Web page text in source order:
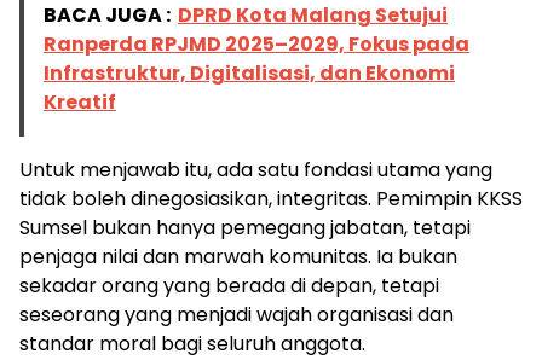
BACA JUGA : DPRD Kota Malang Setujui
Ranperda RPJMD 2025–2029, Fokus pada
Infrastruktur, Digitalisasi, dan Ekonomi
Kreatif
Untuk menjawab itu, ada satu fondasi utama yang
tidak boleh dinegosiasikan, integritas. Pemimpin KKSS
Sumsel bukan hanya pemegang jabatan, tetapi
penjaga nilai dan marwah komunitas. Ia bukan
sekadar orang yang berada di depan, tetapi
seseorang yang menjadi wajah organisasi dan
standar moral bagi seluruh anggota.